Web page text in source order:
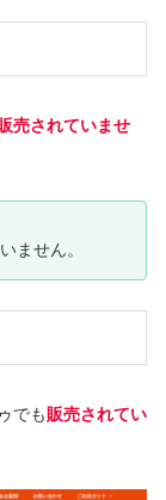
販売されていませ
ません。
でも 販売されてい